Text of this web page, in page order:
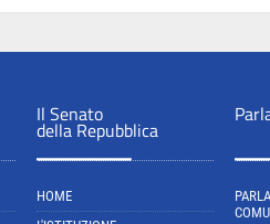
Il Senato
della Repubblica
HOME